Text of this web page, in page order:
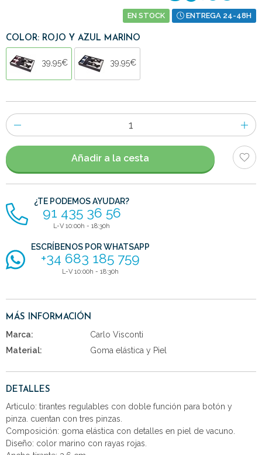
EN STOCK ENTREGA 24-48H
COLOR: ROJO Y AZUL MARINO
39,95€ 39,95€
Número
de
artículos
Añadir a la cesta
¿TE PODEMOS AYUDAR?
91 435 36 56
L-V 10:00h - 18:30h
ESCRÍBENOS POR WHATSAPP
+34 683 185 759
L-V 10:00h - 18:30h
MÁS INFORMACIÓN
Marca:
Carlo Visconti
Material:
Goma elástica y Piel
DETALLES
Articulo: tirantes regulables con doble función para botón y
pinza. cuentan con tres pinzas.
Composición: goma elástica con detalles en piel de vacuno.
Diseño: color marino con rayas rojas.